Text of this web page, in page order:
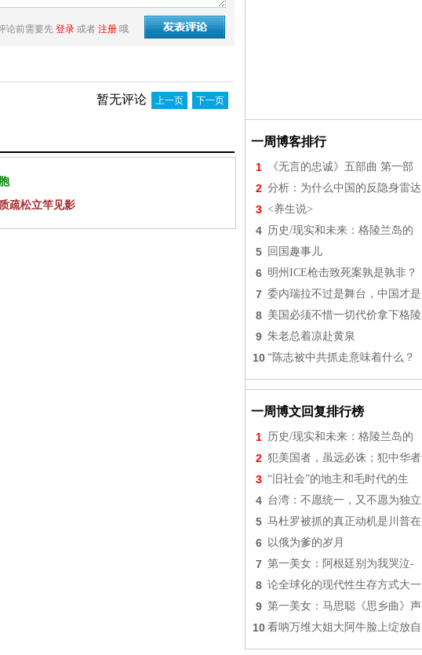
论前需要先 登录 或者 注册 哦
暂无评论 上一页 下一页
疏松立竿见影
一周博客排行
1 《无言的忠诚》五部曲 第一部
2 分析：为什么中国的反隐身雷达
3 <养生说>
4 历史/现实和未来：格陵兰岛的
5 回国趣事儿
6 明州ICE枪击致死案孰是孰非？
7 委内瑞拉不过是舞台，中国才是
8 美国必须不惜一切代价拿下格陵
9 朱老总着凉赴黄泉
10 “陈志被中共抓走意味着什么？
一周博文回复排行榜
1 历史/现实和未来：格陵兰岛的
2 犯美国者，虽远必诛；犯中华者
3 “旧社会”的地主和毛时代的生
4 台湾：不愿统一，又不愿为独立
5 马杜罗被抓的真正动机是川普在
6 以俄为爹的岁月
7 第一美女：阿根廷别为我哭泣-
8 论全球化的现代性生存方式大一
9 第一美女：马思聪《思乡曲》声
10 看呐万维大姐大阿牛脸上绽放自